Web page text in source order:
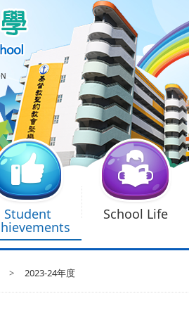
Student School Life
> 2023-24年度